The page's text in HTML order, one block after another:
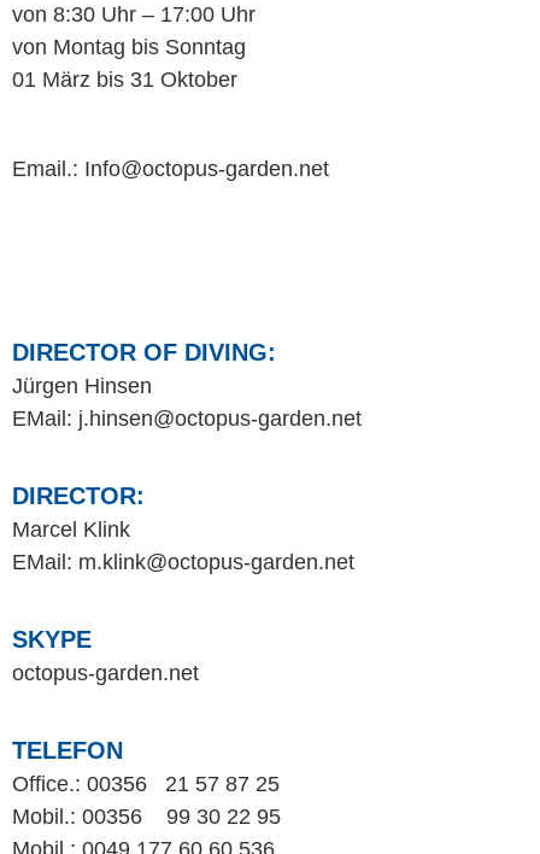
von 8:30 Uhr – 17:00 Uhr
von Montag bis Sonntag
01 März bis 31 Oktober
Email.: Info@octopus-garden.net
DIRECTOR OF DIVING:
Jürgen Hinsen
EMail: j.hinsen@octopus-garden.net
DIRECTOR:
Marcel Klink
EMail: m.klink@octopus-garden.net
SKYPE
octopus-garden.net
TELEFON
Office.: 00356 21 57 87 25
Mobil.: 00356 99 30 22 95
Mobil.: 0049 177 60 60 536